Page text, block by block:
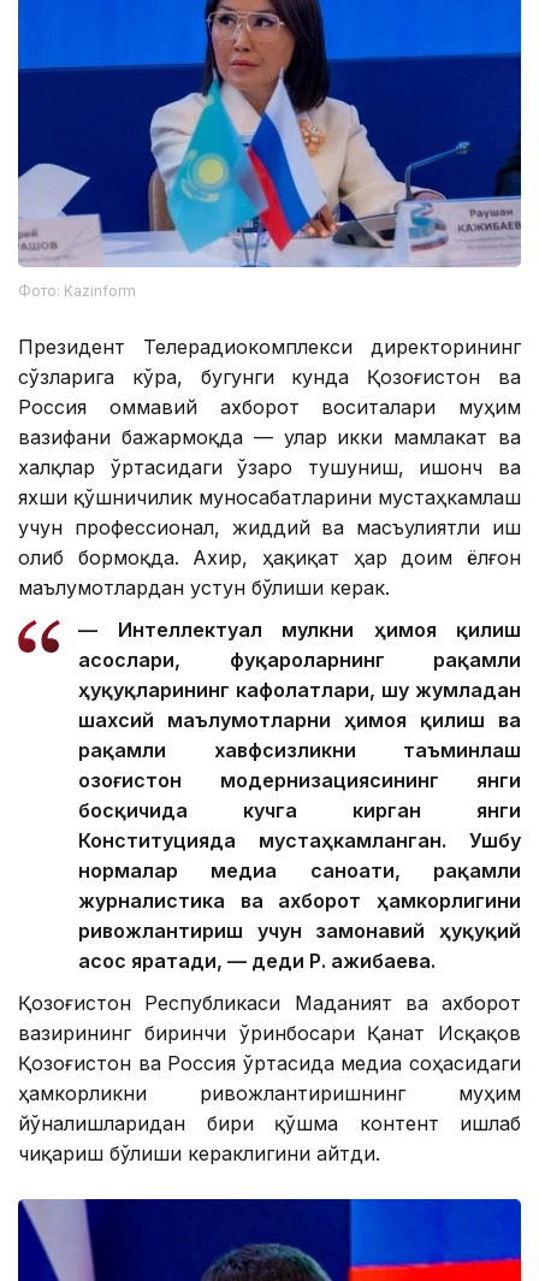
Фото: Kazinform
Президент Телерадиокомплекси директорининг
сўзларига кўра, бугунги кунда Қозоғистон ва
Россия оммавий ахборот воситалари муҳим
вазифани бажармоқда — улар икки мамлакат ва
халқлар ўртасидаги ўзаро тушуниш, ишонч ва
яхши қўшничилик муносабатларини мустаҳкамлаш
учун профессионал, жиддий ва масъулиятли иш
олиб бормоқда. Ахир, ҳақиқат ҳар доим ёлғон
маълумотлардан устун бўлиши керак.
— Интеллектуал мулкни ҳимоя қилиш
асослари, фуқароларнинг рақамли
ҳуқуқларининг кафолатлари, шу жумладан
шахсий маълумотларни ҳимоя қилиш ва
рақамли хавфсизликни таъминлаш
Қозоғистон модернизациясининг янги
босқичида кучга кирган янги
Конституцияда мустаҳкамланган. Ушбу
нормалар медиа саноати, рақамли
журналистика ва ахборот ҳамкорлигини
ривожлантириш учун замонавий ҳуқуқий
асос яратади, — деди Р. Қажибаева.
Қозоғистон Республикаси Маданият ва ахборот
вазирининг биринчи ўринбосари Қанат Исқақов
Қозоғистон ва Россия ўртасида медиа соҳасидаги
ҳамкорликни ривожлантиришнинг муҳим
йўналишларидан бири қўшма контент ишлаб
чиқариш бўлиши кераклигини айтди.